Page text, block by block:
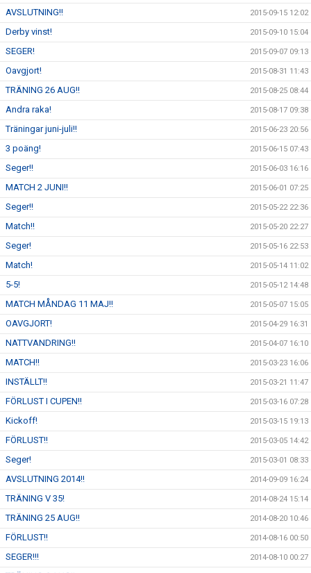
AVSLUTNING!! 2015-09-15 12:02
Derby vinst! 2015-09-10 15:04
SEGER! 2015-09-07 09:13
Oavgjort! 2015-08-31 11:43
TRÄNING 26 AUG!! 2015-08-25 08:44
Andra raka! 2015-08-17 09:38
Träningar juni-juli!! 2015-06-23 20:56
3 poäng! 2015-06-15 07:43
Seger!! 2015-06-03 16:16
MATCH 2 JUNI!! 2015-06-01 07:25
Seger!! 2015-05-22 22:36
Match!! 2015-05-20 22:27
Seger! 2015-05-16 22:53
Match! 2015-05-14 11:02
5-5! 2015-05-12 14:48
MATCH MÅNDAG 11 MAJ!! 2015-05-07 15:05
OAVGJORT! 2015-04-29 16:31
NATTVANDRING!! 2015-04-07 16:10
MATCH!! 2015-03-23 16:06
INSTÄLLT!! 2015-03-21 11:47
FÖRLUST I CUPEN!! 2015-03-16 07:28
Kickoff! 2015-03-15 19:13
FÖRLUST!! 2015-03-05 14:42
Seger! 2015-03-01 08:33
AVSLUTNING 2014!! 2014-09-09 16:24
TRÄNING V 35! 2014-08-24 15:14
TRÄNING 25 AUG!! 2014-08-20 10:46
FÖRLUST!! 2014-08-16 00:50
SEGER!!! 2014-08-10 00:27